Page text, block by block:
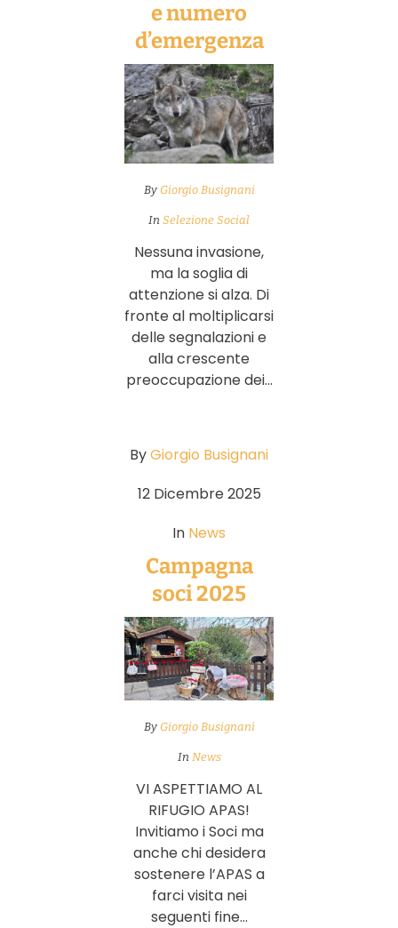
e numero
d’emergenza
By Giorgio Busignani
In Selezione Social
Nessuna invasione,
ma la soglia di
attenzione si alza. Di
fronte al moltiplicarsi
delle segnalazioni e
alla crescente
preoccupazione dei...
ByGiorgio Busignani
12 Dicembre 2025
In News
Campagna
soci 2025
By Giorgio Busignani
In News
VI ASPETTIAMO AL
RIFUGIO APAS!
Invitiamo i Soci ma
anche chi desidera
sostenere l’APAS a
farci visita nei
seguenti fine...